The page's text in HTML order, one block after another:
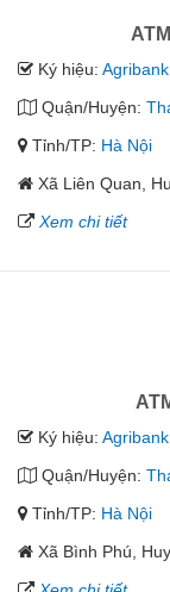
Ký hiệu: Agribank
Quận/Huyện:
Tỉnh/TP: Hà Nội
Xã Liên Quan,
Xem chi tiết
Ký hiệu: Agribank
Quận/Huyện:
Tỉnh/TP: Hà Nội
Xã Bình Phú,